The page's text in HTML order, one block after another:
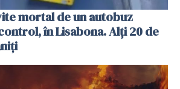
mortal de un autobuz
în Lisabona. Alți 20 de